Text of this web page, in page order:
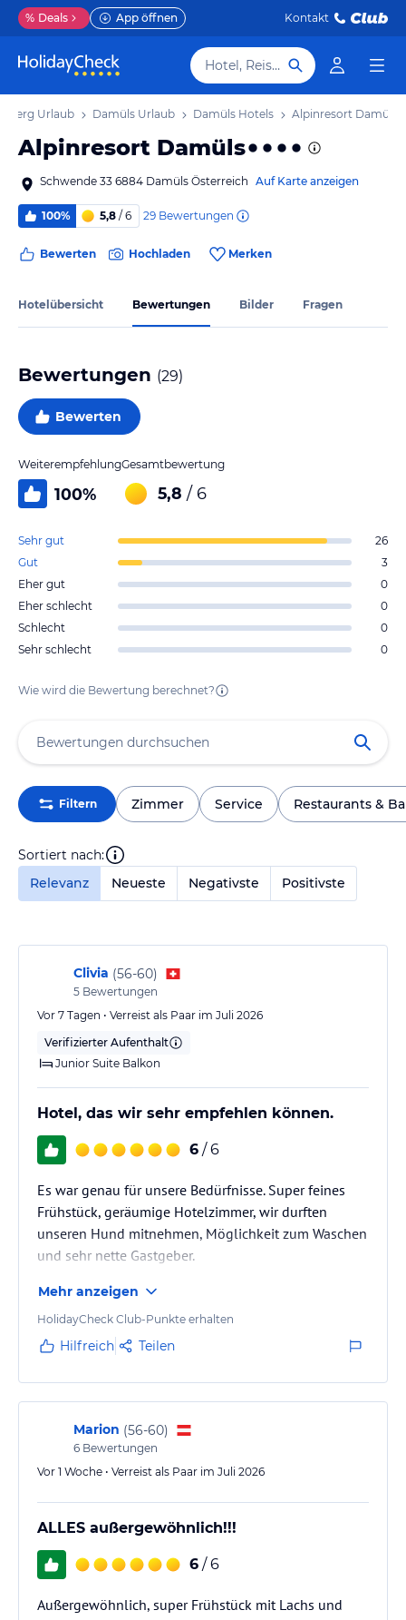
% Deals App öffnen Kontakt
Hotel, Reiseziel
Urlaub Damüls Urlaub Damüls Hotels Alpinresort Damüls
Alpinresort Damüls
Schwende 33 6884 Damüls Österreich Auf Karte anzeigen
100% 5,8 / 6 29 Bewertungen
Bewerten Hochladen Merken
Hotelübersicht Bewertungen Bilder Fragen
Bewertungen (29)
Bewerten
Weiterempfehlung
100%
Gesamtbewertung
5,8 / 6
Sehr gut
26
Gut
3
Eher gut
0
Eher schlecht
0
Schlecht
0
Sehr schlecht
0
Wie wird die Bewertung berechnet?
Filtern Zimmer Service Restaurants &
Sortiert nach:
Relevanz
Neueste Negativste Positivste
Clivia (56-60)
5 Bewertungen
Vor 7 Tagen • Verreist als Paar im Juli 2026
Verifizierter Aufenthalt
Junior Suite Balkon
Hotel, das wir sehr empfehlen können.
6 / 6
Es war genau für unsere Bedürfnisse. Super feines
Frühstück, geräumige Hotelzimmer, wir durften
unseren Hund mitnehmen, Möglichkeit zum Waschen
und sehr nette Gastgeber.
Mehr anzeigen
HolidayCheck Club-Punkte erhalten
Hilfreich Teilen
Marion (56-60)
6 Bewertungen
Vor 1 Woche • Verreist als Paar im Juli 2026
ALLES außergewöhnlich!!!
6 / 6
Außergewöhnlich, super Frühstück mit Lachs und